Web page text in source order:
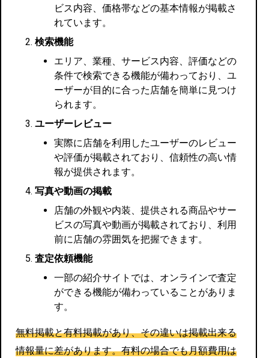
ビス内容、価格帯などの基本情報が掲載さ
れています。
検索機能
エリア、業種、サービス内容、評価などの
条件で検索できる機能が備わっており、ユ
ーザーが目的に合った店舗を簡単に見つけ
られます。
ユーザーレビュー
実際に店舗を利用したユーザーのレビュー
や評価が掲載されており、信頼性の高い情
報が提供されます。
写真や動画の掲載
店舗の外観や内装、提供される商品やサー
ビスの写真や動画が掲載されており、利用
前に店舗の雰囲気を把握できます。
査定依頼機能
一部の紹介サイトでは、オンラインで査定
ができる機能が備わっていることがありま
す。
無料掲載と有料掲載があり、その違いは掲載出来る
情報量に差があります。有料の場合でも月額費用は